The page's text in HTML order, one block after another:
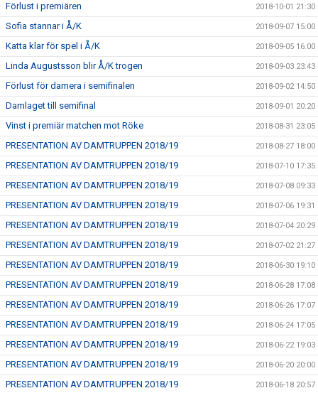
Förlust i premiären 2018-10-01 21:30
Sofia stannar i Å/K 2018-09-07 15:00
Katta klar för spel i Å/K 2018-09-05 16:00
Linda Augustsson blir Å/K trogen 2018-09-03 23:43
Förlust för damera i semifinalen 2018-09-02 14:50
Damlaget till semifinal 2018-09-01 20:20
Vinst i premiär matchen mot Röke 2018-08-31 23:05
PRESENTATION AV DAMTRUPPEN 2018/19 2018-08-27 18:00
PRESENTATION AV DAMTRUPPEN 2018/19 2018-07-10 17:35
PRESENTATION AV DAMTRUPPEN 2018/19 2018-07-08 09:33
PRESENTATION AV DAMTRUPPEN 2018/19 2018-07-06 19:31
PRESENTATION AV DAMTRUPPEN 2018/19 2018-07-04 20:29
PRESENTATION AV DAMTRUPPEN 2018/19 2018-07-02 21:27
PRESENTATION AV DAMTRUPPEN 2018/19 2018-06-30 19:10
PRESENTATION AV DAMTRUPPEN 2018/19 2018-06-28 17:08
PRESENTATION AV DAMTRUPPEN 2018/19 2018-06-26 17:07
PRESENTATION AV DAMTRUPPEN 2018/19 2018-06-24 17:05
PRESENTATION AV DAMTRUPPEN 2018/19 2018-06-22 19:03
PRESENTATION AV DAMTRUPPEN 2018/19 2018-06-20 20:00
PRESENTATION AV DAMTRUPPEN 2018/19 2018-06-18 20:57